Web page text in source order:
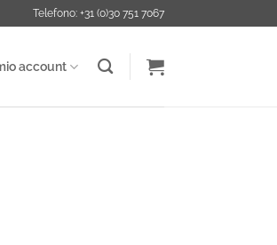
Telefono: +31 (0)30 751 7067
account